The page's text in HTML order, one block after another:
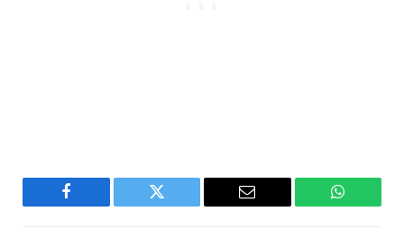
Facebook Twitter Email